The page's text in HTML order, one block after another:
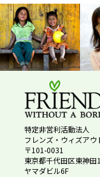
特定非営利活動法人
フレンズ・ウィズアウ
〒101-0031
東京都千代田区東神田
ヤマダビル6F